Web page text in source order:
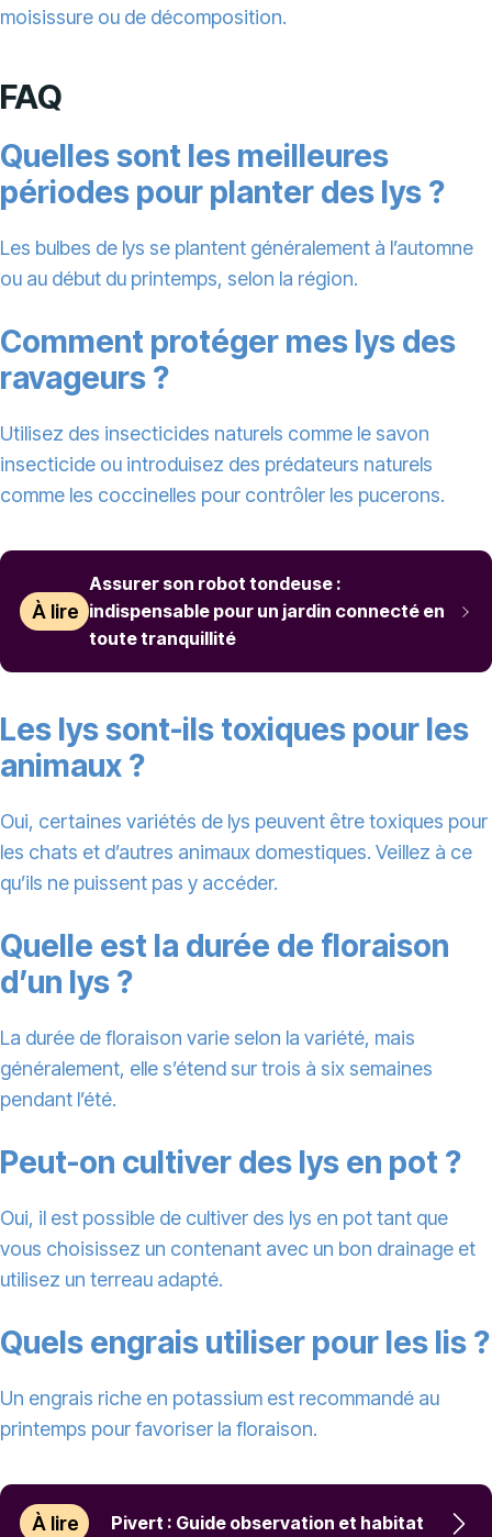
moisissure ou de décomposition.
FAQ
Quelles sont les meilleures
périodes pour planter des lys ?
Les bulbes de lys se plantent généralement à l’automne
ou au début du printemps, selon la région.
Comment protéger mes lys des
ravageurs ?
Utilisez des insecticides naturels comme le savon
insecticide ou introduisez des prédateurs naturels
comme les coccinelles pour contrôler les pucerons.
À lire
Assurer son robot tondeuse :
indispensable pour un jardin connecté en
toute tranquillité
Les lys sont-ils toxiques pour les
animaux ?
Oui, certaines variétés de lys peuvent être toxiques pour
les chats et d’autres animaux domestiques. Veillez à ce
qu’ils ne puissent pas y accéder.
Quelle est la durée de floraison
d’un lys ?
La durée de floraison varie selon la variété, mais
généralement, elle s’étend sur trois à six semaines
pendant l’été.
Peut-on cultiver des lys en pot ?
Oui, il est possible de cultiver des lys en pot tant que
vous choisissez un contenant avec un bon drainage et
utilisez un terreau adapté.
Quels engrais utiliser pour les lis ?
Un engrais riche en potassium est recommandé au
printemps pour favoriser la floraison.
À lire Pivert : Guide observation et habitat